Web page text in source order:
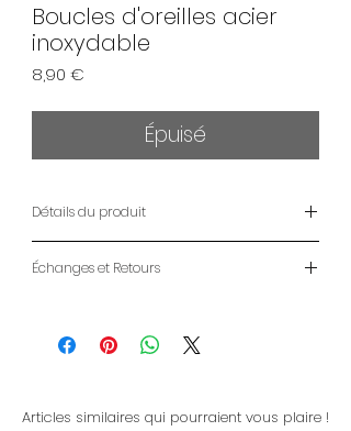
Boucles d'oreilles acier
inoxydable
8,90 €
Épuisé
Détails du produit
Dimension motif : 0,5 cm de
Échanges et Retours
- LIVRAISON À DOMICILE : 2-7 jours
ouvrables
- LIVRAISON DOM-TOM et
Articles similaires qui pourraient vous plaire !